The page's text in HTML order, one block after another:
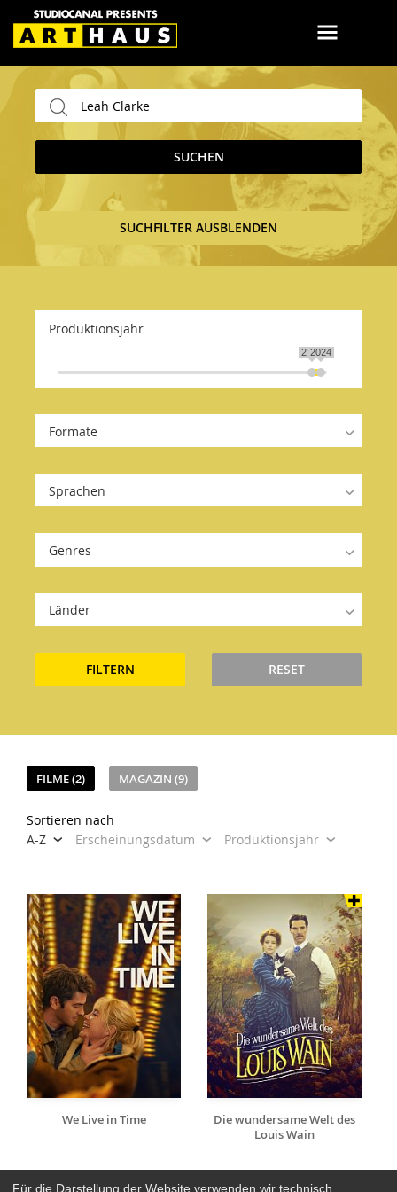
SUCHEN
SUCHFILTER AUSBLENDEN
Produktionsjahr
2020
2024
Formate
Sprachen
Genres
Länder
FILTERN RESET
FILME (2) MAGAZIN (9)
Sortieren nach
A-Z
Erscheinungsdatum Produktionsjahr
We Live in Time
Die wundersame Welt des
Louis Wain
Für die Darstellung der Website verwenden wir technisch